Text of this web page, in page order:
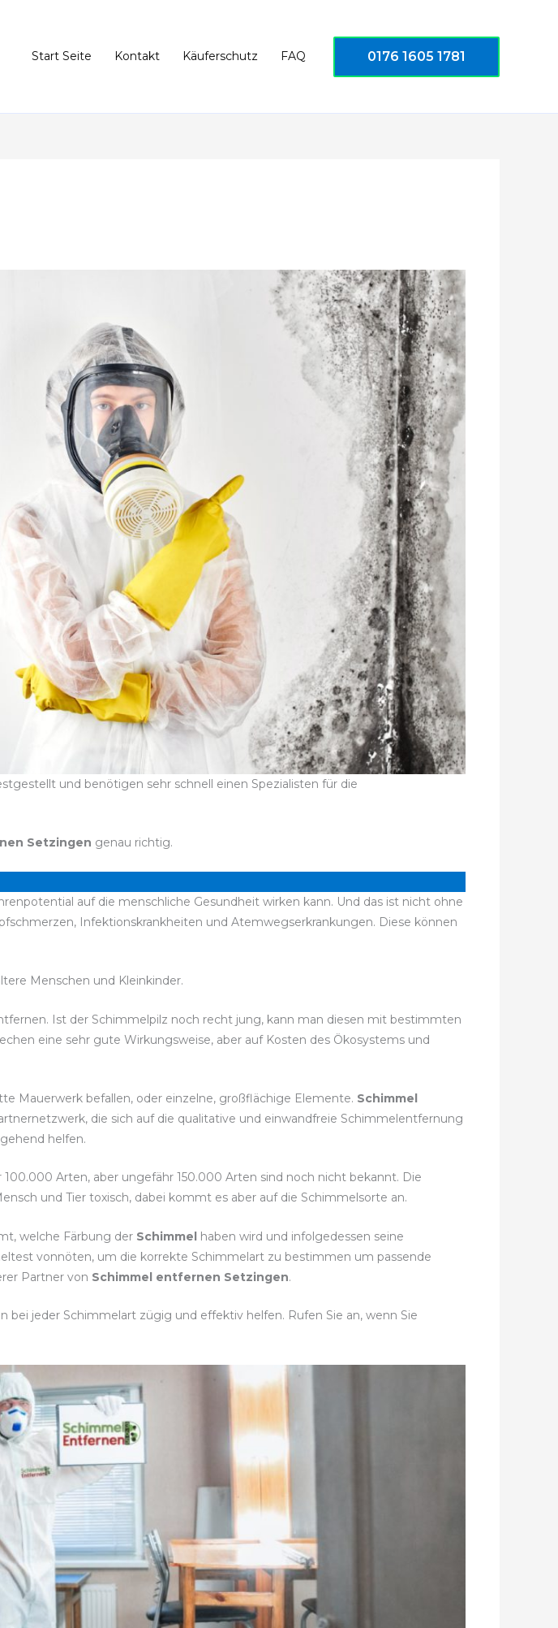
Start Seite Kontakt Käuferschutz FAQ 0176 1605 1781
und benötigen sehr schnell einen Spezialisten für die
Setzingen genau richtig.
auf die menschliche Gesundheit wirken kann. Und das ist nicht ohne
Infektionskrankheiten und Atemwegserkrankungen. Diese können
Menschen und Kleinkinder.
Ist der Schimmelpilz noch recht jung, kann man diesen mit bestimmten
eine sehr gute Wirkungsweise, aber auf Kosten des Ökosystems und
Mauerwerk befallen, oder einzelne, großflächige Elemente. Schimmel
die sich auf die qualitative und einwandfreie Schimmelentfernung
helfen.
Arten, aber ungefähr 150.000 Arten sind noch nicht bekannt. Die
und Tier toxisch, dabei kommt es aber auf die Schimmelsorte an.
welche Färbung der Schimmel haben wird und infolgedessen seine
vonnöten, um die korrekte Schimmelart zu bestimmen um passende
Partner von Schimmel entfernen Setzingen.
jeder Schimmelart zügig und effektiv helfen. Rufen Sie an, wenn Sie